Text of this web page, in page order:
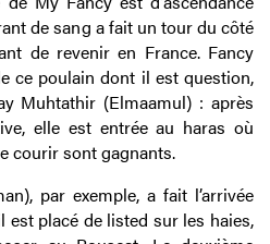
de sang a fait un tour du côté
de revenir en France. Fancy
ce poulain dont il est question,
Muhtathir (Elmaamul) : après
elle est entrée au haras où
courir sont gagnants.
par exemple, a fait l’arrivée
est placé de listed sur les haies,